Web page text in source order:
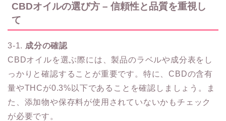
CBDオイルの選び方 – 信頼性と品質を重視し
て
3-1. 成分の確認
CBDオイルを選ぶ際には、製品のラベルや成分表をし
っかりと確認することが重要です。特に、CBDの含有
量やTHCが0.3%以下であることを確認しましょう。ま
た、添加物や保存料が使用されていないかもチェック
が必要です。